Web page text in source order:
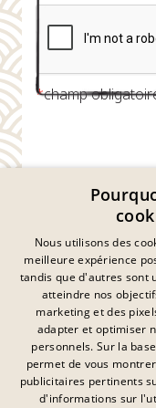
*champ
Nous utilisons des
meilleure expérience
tandis que d'autres sont
atteindre nos
marketing et des
adapter et optimiser
personnels. Sur la
permet de vous
publicitaires pertinents
d'informations sur